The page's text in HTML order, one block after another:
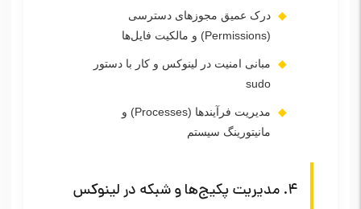
درک عمیق مجوزهای دسترسی
(Permissions) و مالکیت فایل‌ها
مبانی امنیت در لینوکس و کار با دستور
sudo
مدیریت فرآیندها (Processes) و
مانیتورینگ سیستم
۴. مدیریت پکیج‌ها و شبکه در لینوکس